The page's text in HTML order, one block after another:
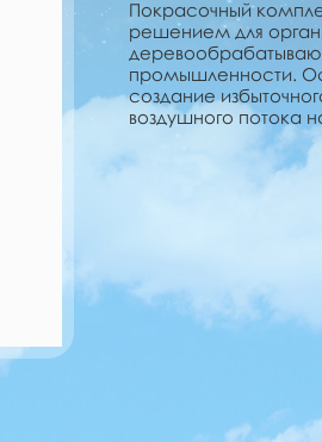
Покрасочный
решением для
промышленности.
создание
воздушного потока